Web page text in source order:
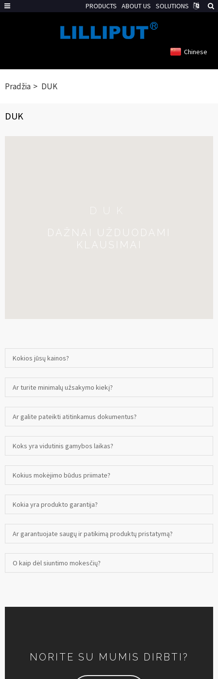
Chinese
Pradžia DUK
DUK
DUK
DAŽNAI UŽDUODAMI
KLAUSIMAI
Kokios jūsų kainos?
Ar turite minimalų užsakymo kiekį?
Ar galite pateikti atitinkamus dokumentus?
Koks yra vidutinis gamybos laikas?
Kokius mokėjimo būdus priimate?
Kokia yra produkto garantija?
Ar garantuojate saugų ir patikimą produktų pristatymą?
O kaip dėl siuntimo mokesčių?
NORITE SU MUMIS DIRBTI?
PRODUCTS ABOUT US SOLUTIONS